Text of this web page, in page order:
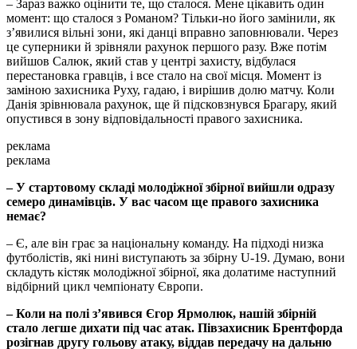
– Зараз важко оцінити те, що сталося. Мене цікавить один
момент: що сталося з Романом? Тільки-но його замінили, як
з’явилися вільні зони, які данці вправно заповнювали. Через
це суперники й зрівняли рахунок першого разу. Вже потім
вийшов Салюк, який став у центрі захисту, відбулася
перестановка гравців, і все стало на свої місця. Момент із
заміною захисника Руху, гадаю, і вирішив долю матчу. Коли
Данія зрівнювала рахунок, ще й підсковзнувся Брагару, який
опустився в зону відповідальності правого захисника.
реклама
реклама
– У стартовому складі молодіжної збірної вийшли одразу
семеро динамівців. У вас часом ще правого захисника
немає?
– Є, але він грає за національну команду. На підході низка
футболістів, які нині виступають за збірну U-19. Думаю, вони
складуть кістяк молодіжної збірної, яка долатиме наступний
відбірний цикл чемпіонату Європи.
– Коли на полі з’явився Єгор Ярмолюк, нашій збірній
стало легше дихати під час атак. Півзахисник Брентфорда
розігнав другу гольову атаку, віддав передачу на дальню